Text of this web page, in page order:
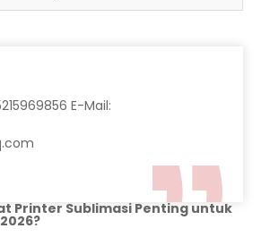
E-Mail:
Printer Sublimasi Penting untuk